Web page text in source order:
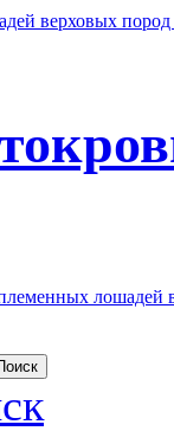
верховых
лошадей